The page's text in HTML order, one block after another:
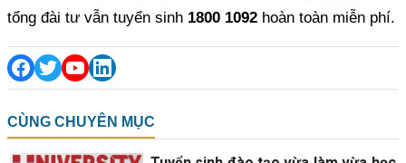
tổng đài tư vẫn tuyển sinh 1800 1092 hoàn toàn miễn phí.
CÙNG CHUYÊN MỤC